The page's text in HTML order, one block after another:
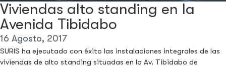
Viviendas alto standing en la
Avenida Tibidabo
16 Agosto, 2017
SURIS ha ejecutado con éxito las instalaciones integrales de las
viviendas de alto standing situadas en la Av. Tibidabo de